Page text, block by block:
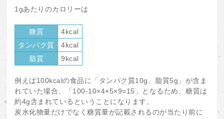
1gあたりのカロリーは
糖質
4kcal
タンパク質
4kcal
脂質
9kcal
例えば100kcalの食品に「タンパク質10g、脂質5g」が含ま
れていた場合、「100-10×4+5×9=15」となるため、糖質は
約4g含まれているということになります。
炭水化物量だけでなく糖質量が記載されるのが当たり前に